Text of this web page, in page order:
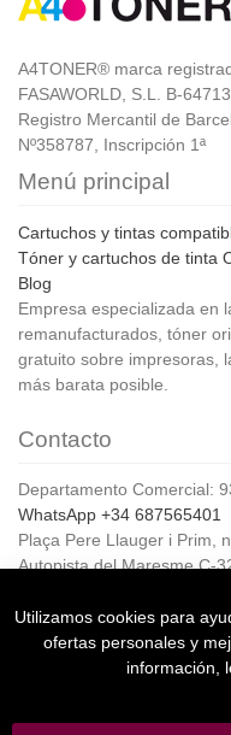
A4TONER® marca
FASAWORLD, S.L. B-
Registro Mercantil de
Nº358787, Inscripción 1ª
Menú principal
Cartuchos y tintas
Tóner y cartuchos de tinta
Blog
Empresa especializada en
remanufacturados, tóner
gratuito sobre impresoras,
más barata posible.
Contacto
Departamento Comercial:
WhatsApp +34 687565401
Plaça Pere Llauger i Prim,
Autopista del Maresme C-
Horario de Atención al
De lunes a jueves de 8:00
Viernes de 8:00 a 15:00
Utilizamos cookies para
ofertas personales y
información,